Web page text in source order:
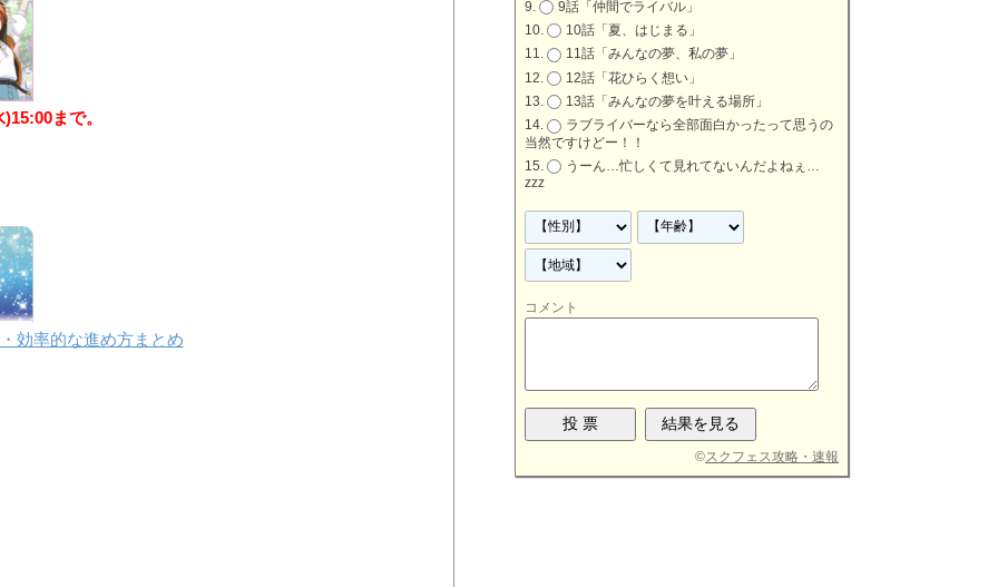
まで。
効率的な進め方まとめ
9話「仲間でライバル」
10話「夏、はじまる」
11話「みんなの夢、私の夢」
12話「花ひらく想い」
13話「みんなの夢を叶える場所」
ラブライバーなら全部面白かったって思うの
当然ですけどー！！
うーん…忙しくて見れてないんだよねぇ…
zzz
コメント
©スクフェス攻略・速報